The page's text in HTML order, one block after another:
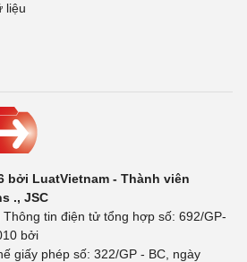
liệu
bởi LuatVietnam - Thành viên
., JSC
tin điện tử tổng hợp số: 692/GP-
bởi
giấy phép số: 322/GP - BC, ngày